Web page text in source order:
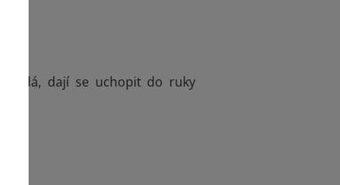
dají se uchopit do ruky